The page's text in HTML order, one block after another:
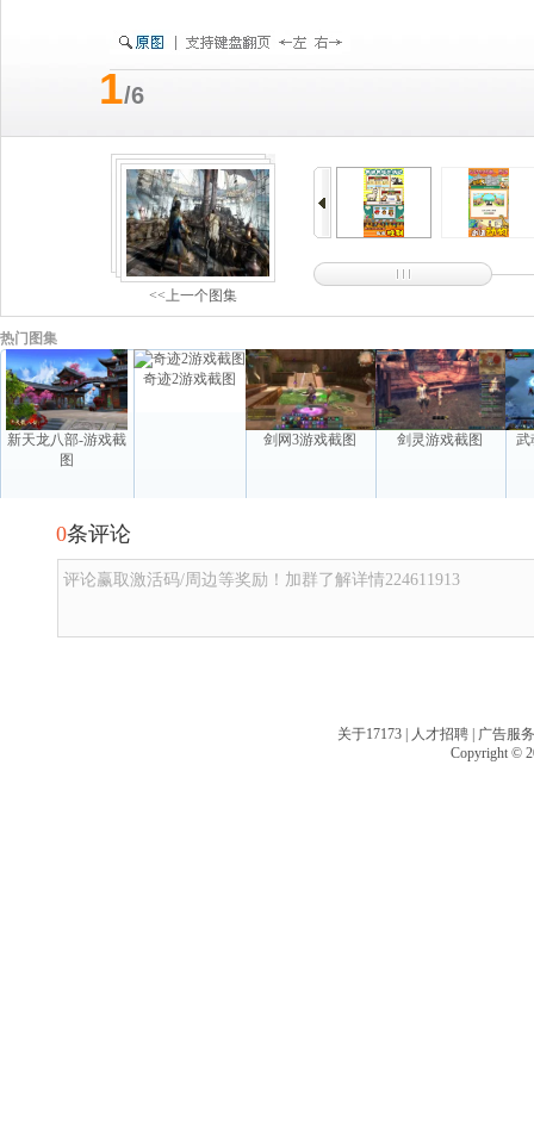
1/6
<<上一个图集
热门图集
新天龙八部-游戏截
图
奇迹2游戏截图
剑网3游戏截图 剑灵游戏截图 武
0条评论
评论赢取激活码/周边等奖励！加群了解详情224611913
关于17173 | 人才招聘 | 广告服务
Copyright ©